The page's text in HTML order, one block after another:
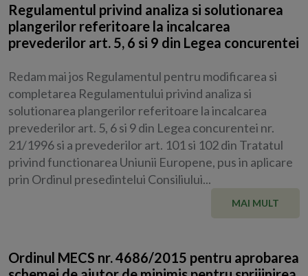
Regulamentul privind analiza si solutionarea
plangerilor referitoare la incalcarea
prevederilor art. 5, 6 si 9 din Legea concurentei
Redam mai jos Regulamentul pentru modificarea si
completarea Regulamentului privind analiza si
solutionarea plangerilor referitoare la incalcarea
prevederilor art. 5, 6 si 9 din Legea concurentei nr.
21/1996 si a prevederilor art. 101 si 102 din Tratatul
privind functionarea Uniunii Europene, pus in aplicare
prin Ordinul presedintelui Consiliului...
MAI MULT
Ordinul MECS nr. 4686/2015 pentru aprobarea